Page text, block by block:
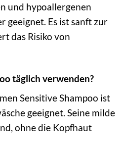
und hypoallergenen
geeignet. Es ist sanft zur
das Risiko von
täglich verwenden?
Sensitive Shampoo ist
geeignet. Seine milde
ohne die Kopfhaut